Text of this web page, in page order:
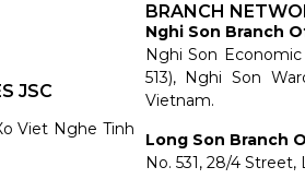
JSC
Viet Nghe Tinh
BRANCH
Nghi Son Branch
Nghi Son
513), Nghi Son
Vietnam.
Long Son Branch
No. 531, 28/4